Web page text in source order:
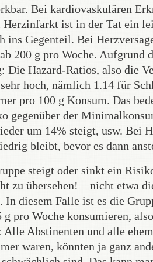
Bei kardiovaskulären
ist in der Tat ein
ins Gegenteil. Bei
200 g pro Woche. Aufgrund
Hazard-Ratios, also die
hoch, nämlich 1.14 für
pro 100 g Konsum. Das
gegenüber der
um 14% steigt, usw. Bei
bleibt, bevor es dann
steigt oder sinkt ein
zu übersehen! – nicht etwa
diesem Falle ist es die
pro Woche konsumieren,
Abstinenten und alle
waren, könnten ja ganz